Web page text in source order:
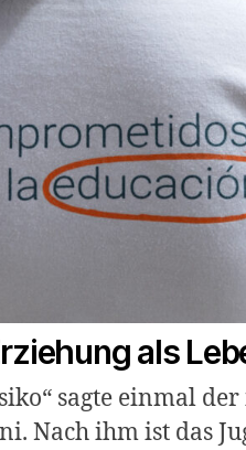
als
sagte einmal
Nach ihm ist das